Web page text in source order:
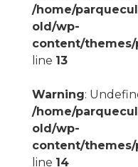
/home/
old/wp-
content/
line 13
Warning:
/home/
old/wp-
content/
line 14